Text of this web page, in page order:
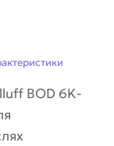
BOD 6K-